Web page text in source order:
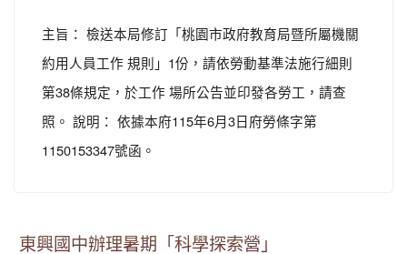
主旨： 檢送本局修訂「桃園市政府教育局暨所屬機關
約用人員工作 規則」1份，請依勞動基準法施行細則
第38條規定，於工作 場所公告並印發各勞工，請查
照。 說明： 依據本府115年6月3日府勞條字第
1150153347號函。
東興國中辦理暑期「科學探索營」